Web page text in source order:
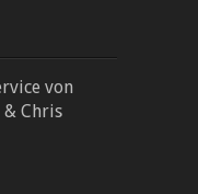
von
& Chris